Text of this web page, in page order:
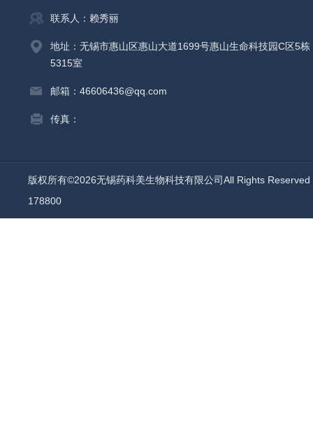
联系人：赖秀丽
地址：无锡市惠山区惠山大道1699号惠山生命科技园C区5栋
5315室
邮箱：46606436@qq.com
传真：
版权所有©2026无锡药科美生物科技有限公司All Rights
178800